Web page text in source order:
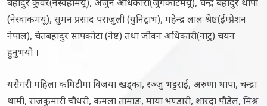
(नेस्वाकमयू), सुमन प्रसाद पराजुली (युनिट्राभ), महेन्द्र लाल श्रेष्ठ(ईम्प्रेशन
नेपाल), चेतबहादुर सापकोटा (नेष्ट) तथा जीवन अधिकारी(नाटु) चयन
हुनुभयो ।
यसैगरी महिला कमिटीमा विजया खड्का, रञ्जु भट्टराई, अरुणा थापा, चन्द्रा
थामी, राजकुमारी चौधरी, कमला तामाङ, माया भण्डारी, शारदा पौडेल, मिश्र